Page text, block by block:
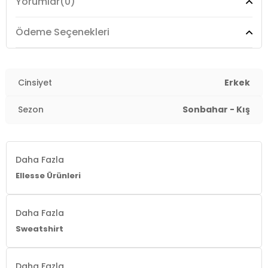
Ödeme Seçenekleri
Cinsiyet Erkek
Sezon Sonbahar - Kış
Daha Fazla
Ellesse Ürünleri
Daha Fazla
Sweatshirt